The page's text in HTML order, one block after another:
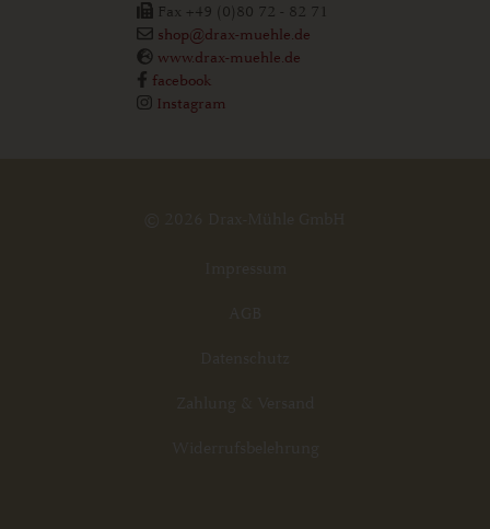
Fax +49 (0)80 72 - 82 71
shop@drax-muehle.de
www.drax-muehle.de
facebook
Instagram